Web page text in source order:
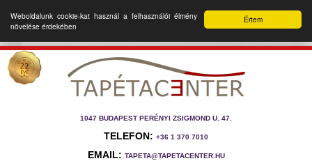
Értem
Weboldalunk cookie-kat használ a felhasználói élmény
növelése érdekében
1047 BUDAPEST PERÉNYI ZSIGMOND U. 47.
TELEFON: +36 1 370 7010
EMAIL: TAPETA@TAPETACENTER.HU